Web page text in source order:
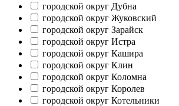
городской округ Дубна
городской округ Жуковский
городской округ Зарайск
городской округ Истра
городской округ Кашира
городской округ Клин
городской округ Коломна
городской округ Королев
городской округ Котельники